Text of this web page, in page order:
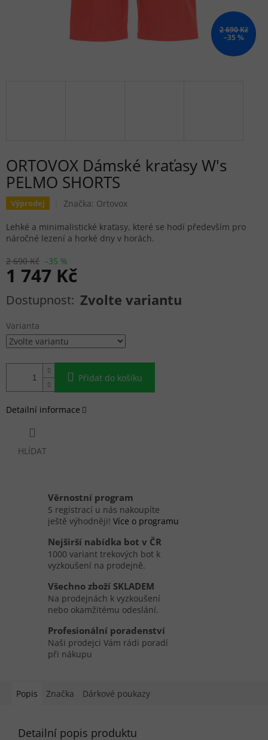
2 690 Kč
–35 %
ORTOVOX Dámské kraťasy W's
PELMO SHORTS
Výprodej Značka: Ortovox
2 690 Kč –35 %
1 747 Kč
Měrná cena: Zvolte variantu
Varianta
Přidat do košíku
Lehké a minimalistické kraťasy, které se hodí především pro
náročné lezení a horké dny v horách.
Detailní informace
HLÍDAT
Věrnostní program
S registrací u nás nakoupíte
ještě výhodněji! Více o programu
Nejširší nabídka bot v ČR
1000 variant trekových bot k
vyzkoušení na prodejně.
Všechno zboží SKLADEM
Na prodejnách k vyzkoušení
nebo okamžitému odeslání.
Profesionální poradenství
Naši prodejci Vám rádi poradí
při nákupu
Popis Značka Dárkové poukazy
Detailní popis produktu